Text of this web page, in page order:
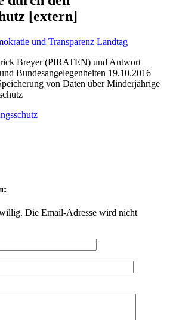
[extern]
und Transparenz Landtag
Breyer (PIRATEN) und Antwort
Bundesangelegenheiten 19.10.2016
von Daten über Minderjährige
Die Email-Adresse wird nicht